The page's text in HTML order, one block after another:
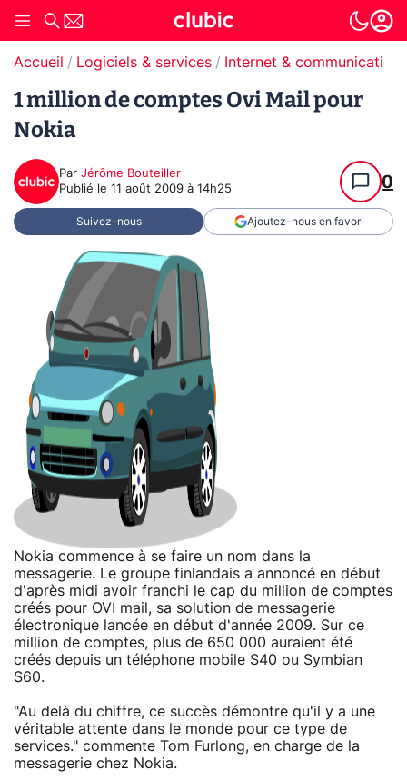
Accueil Logiciels & services Internet & communication
1 million de comptes Ovi Mail pour
Nokia
Par Jérôme Bouteiller
Publié le 11 août 2009 à 14h25 0
Suivez-nous Ajoutez-nous en favori
Nokia commence à se faire un nom dans la
messagerie. Le groupe finlandais a annoncé en début
d'après midi avoir franchi le cap du million de comptes
créés pour OVI mail, sa solution de messagerie
électronique lancée en début d'année 2009. Sur ce
million de comptes, plus de 650 000 auraient été
créés depuis un téléphone mobile S40 ou Symbian
S60.
"Au delà du chiffre, ce succès démontre qu'il y a une
véritable attente dans le monde pour ce type de
services." commente Tom Furlong, en charge de la
messagerie chez Nokia.